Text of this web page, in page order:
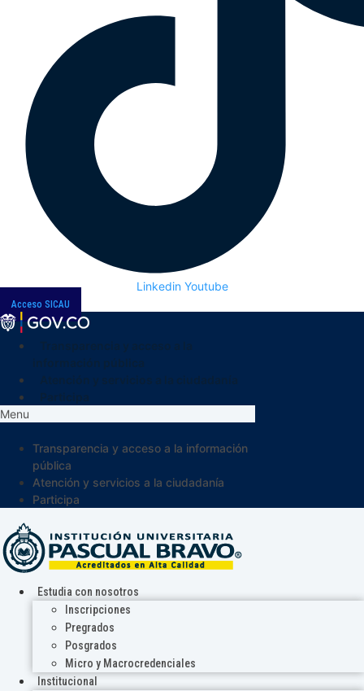
Linkedin Youtube
Acceso SICAU
Menu
Transparencia y acceso a la información
pública
Atención y servicios a la ciudadanía
Participa
Estudia con nosotros
Inscripciones
Pregrados
Posgrados
Micro y Macrocredenciales
Institucional